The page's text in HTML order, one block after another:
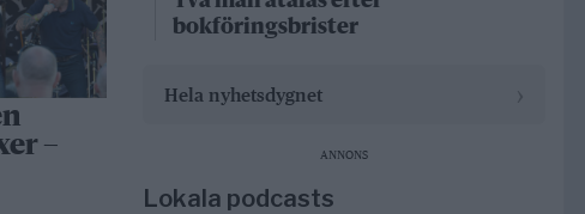
–
bokföringsbrister
Hela nyhetsdygnet
ANNONS
Lokala podcasts